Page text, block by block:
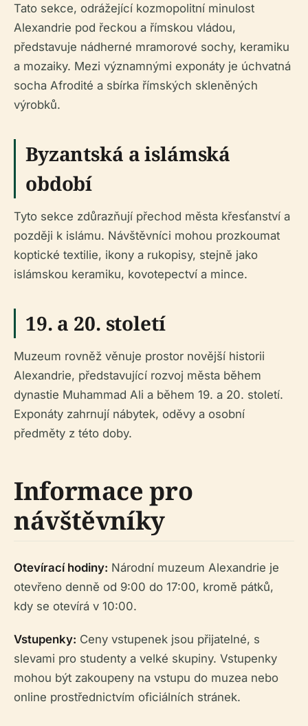
Tato sekce, odrážející kozmopolitní minulost
Alexandrie pod řeckou a římskou vládou,
představuje nádherné mramorové sochy, keramiku
a mozaiky. Mezi významnými exponáty je úchvatná
socha Afrodité a sbírka římských skleněných
výrobků.
Byzantská a islámská
období
Tyto sekce zdůrazňují přechod města křesťanství a
později k islámu. Návštěvníci mohou prozkoumat
koptické textilie, ikony a rukopisy, stejně jako
islámskou keramiku, kovotepectví a mince.
19. a 20. století
Muzeum rovněž věnuje prostor novější historii
Alexandrie, představující rozvoj města během
dynastie Muhammad Ali a během 19. a 20. století.
Exponáty zahrnují nábytek, oděvy a osobní
předměty z této doby.
Informace pro
návštěvníky
Otevírací hodiny: Národní muzeum Alexandrie je
otevřeno denně od 9:00 do 17:00, kromě pátků,
kdy se otevírá v 10:00.
Vstupenky: Ceny vstupenek jsou přijatelné, s
slevami pro studenty a velké skupiny. Vstupenky
mohou být zakoupeny na vstupu do muzea nebo
online prostřednictvím oficiálních stránek.